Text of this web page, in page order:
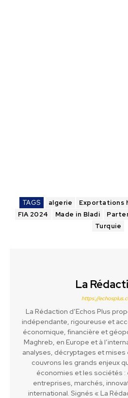
TAGS algerie
Exportations
FIA 2024
Made in Bladi
Turquie
La
https://
La Rédaction d’Echos Plus
indépendante, rigoureuse et
économique, financière et
Maghreb, en Europe et à
analyses, décryptages et
couvrons les grands enjeux
économies et les sociétés :
entreprises, marchés,
international. Signés « La